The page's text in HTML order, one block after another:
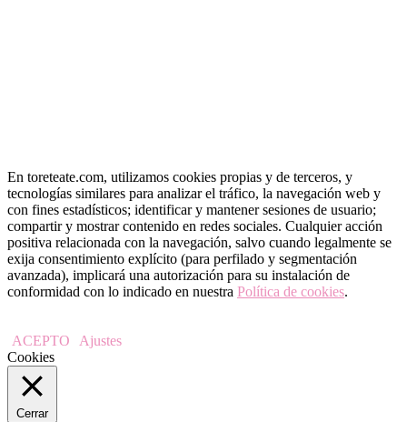
En toreteate.com, utilizamos cookies propias y de terceros, y
tecnologías similares para analizar el tráfico, la navegación web y
con fines estadísticos; identificar y mantener sesiones de usuario;
compartir y mostrar contenido en redes sociales. Cualquier acción
positiva relacionada con la navegación, salvo cuando legalmente se
exija consentimiento explícito (para perfilado y segmentación
avanzada), implicará una autorización para su instalación de
conformidad con lo indicado en nuestra Política de cookies.
ACEPTO
Ajustes
Cookies
Cerrar